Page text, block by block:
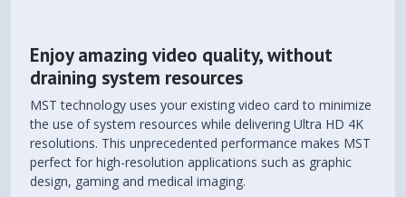
Enjoy amazing video quality, without
draining system resources
MST technology uses your existing video card to minimize
the use of system resources while delivering Ultra HD 4K
resolutions. This unprecedented performance makes MST
perfect for high-resolution applications such as graphic
design, gaming and medical imaging.